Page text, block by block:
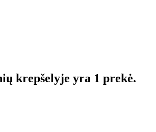
krepšelyje yra 1 prekė.